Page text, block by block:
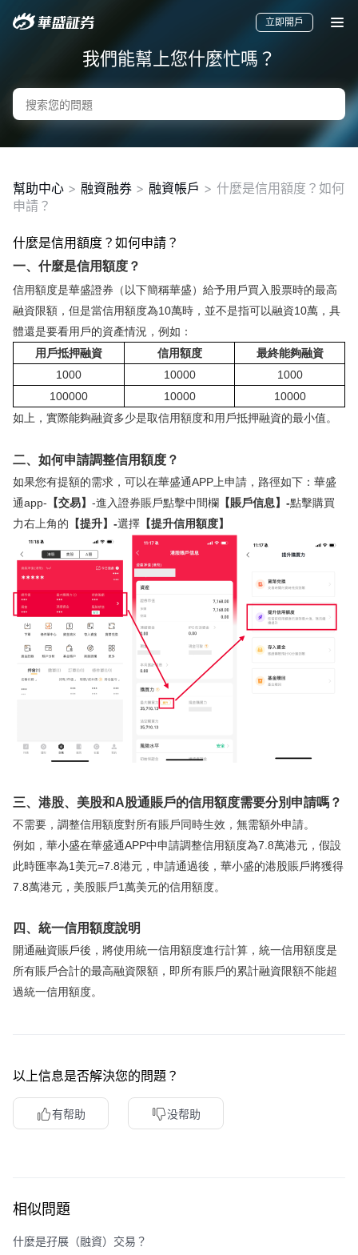
要聞
快訊
美股
港股
新股
華盛APls
低時延極速交易系統
概述
AM 資產管理服務
ECM 股權資本市場服務
FICC 固定收益、外匯和大宗商品服務
WM 財富管理服務
立即開戶
我們能幫上您什麼忙嗎？
幫助中心 > 融資融券 > 融資帳戶 > 什麼是信用額度？如何
申請？
什麼是信用額度？如何申請？
一、什麼是信用額度？
信用額度是華盛證券（以下簡稱華盛）給予用戶買入股票時的最高
融資限額，但是當信用額度為10萬時，並不是指可以融資10萬，具
體還是要看用戶的資產情況，例如：
用戶抵押融資
信用額度
最終能夠融資
1000
10000
1000
100000
10000
10000
如上，實際能夠融資多少是取信用額度和用戶抵押融資的最小值。
二、如何申請調整信用額度？
如果您有提額的需求，可以在華盛通APP上申請，路徑如下：華盛
通app- 【交易】 -進入證券賬戶點擊中間欄 【賬戶信息】-點擊購買
力右上角的 【提升】-選擇 【提升信用額度】
三、港股、美股和A股通賬戶的信用額度需要分別申請嗎？
不需要，調整信用額度對所有賬戶同時生效，無需額外申請。
例如，華小盛在華盛通APP中申請調整信用額度為7.8萬港元，假設
此時匯率為1美元=7.8港元，申請通過後，華小盛的港股賬戶將獲得
7.8萬港元，美股賬戶1萬美元的信用額度。
四、統一信用額度說明
開通融資賬戶後，將使用統一信用額度進行計算，統一信用額度是
所有賬戶合計的最高融資限額，即所有賬戶的累計融資限額不能超
過統一信用額度。
以上信息是否解決您的問題？
有帮助 没帮助
相似問題
什麼是孖展（融資）交易？